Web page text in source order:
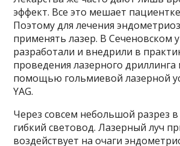
эффект. Все это мешает
Поэтому для лечения
применять лазер. В Сеченовском
разработали и внедрили в
проведения лазерного дриллинга
помощью гольмиевой лазерной
YAG.
Через совсем небольшой разрез
гибкий световод. Лазерный луч
воздействует на очаги